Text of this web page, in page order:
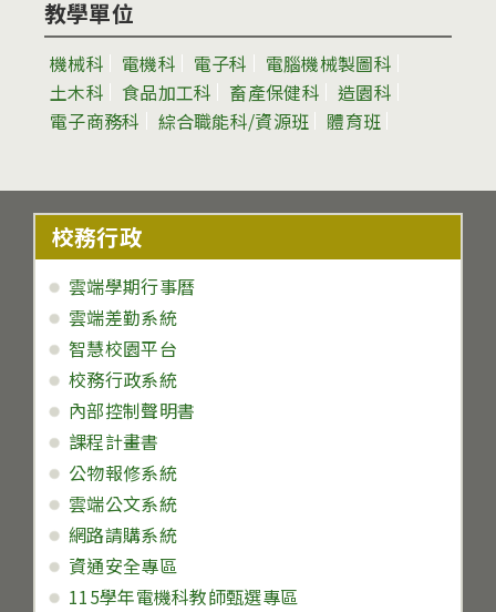
教學單位
機械科 電機科 電子科
電腦機械製圖科
土木科
食品加工科 畜產保健科
造園科
電子商務科
綜合職能科/資源班 體育班
校務行政
雲端學期行事曆
雲端差勤系統
智慧校園平台
校務行政系統
內部控制聲明書
課程計畫書
公物報修系統
雲端公文系統
網路請購系統
資通安全專區
115學年電機科教師甄選專區